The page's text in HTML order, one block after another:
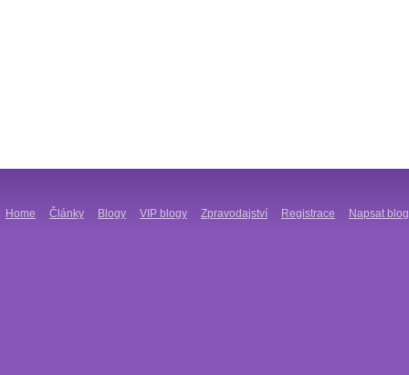
Home Články Blogy VIP blogy Zpravodajství Registrace Napsat blog